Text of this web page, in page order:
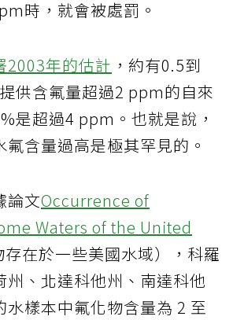
時，就會被處罰。
2003年的估計 ，約有0.5到
供含氟量超過2 ppm的自來
是超過4 ppm。也就是說，
含量過高是極其罕見的。
論文Occurrence of
Waters of the United
存在於一些美國水域），科羅
州、北達科他州、南達科他
水樣本中氟化物含量為 2 至